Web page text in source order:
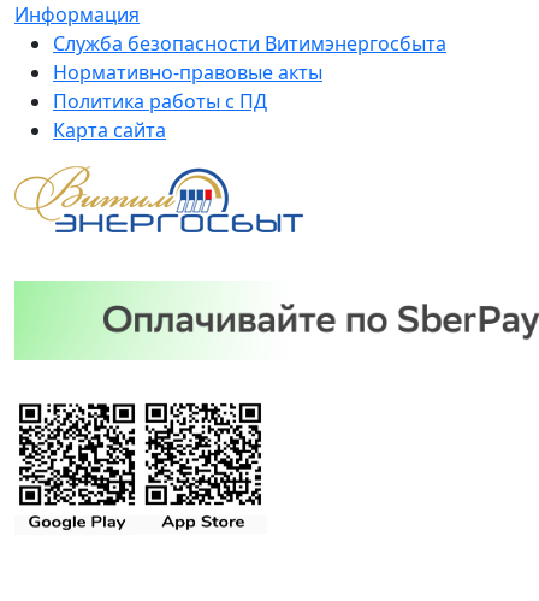
Информация
Служба безопасности Витимэнергосбыта
Нормативно-правовые акты
Политика работы с ПД
Карта сайта